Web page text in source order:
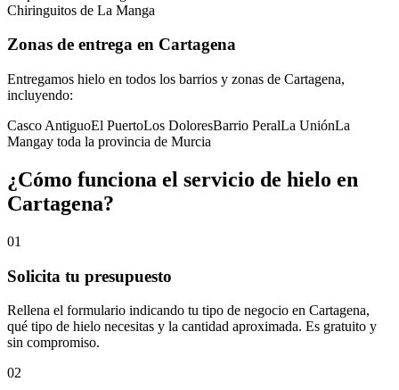
Chiringuitos de La Manga
Zonas de entrega en Cartagena
Entregamos hielo en todos los barrios y zonas de Cartagena,
incluyendo:
Casco AntiguoEl PuertoLos DoloresBarrio PeralLa UniónLa
Mangay toda la provincia de Murcia
¿Cómo funciona el servicio de hielo en
Cartagena?
01
Solicita tu presupuesto
Rellena el formulario indicando tu tipo de negocio en Cartagena,
qué tipo de hielo necesitas y la cantidad aproximada. Es gratuito y
sin compromiso.
02